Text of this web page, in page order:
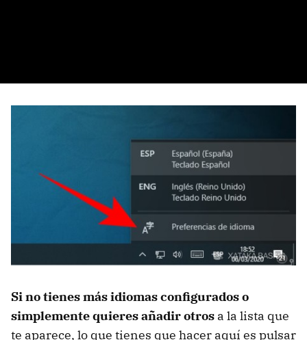
Si no tienes más idiomas configurados o
simplemente quieres añadir otros a la lista que
te aparece, lo que tienes que hacer aquí es pulsar